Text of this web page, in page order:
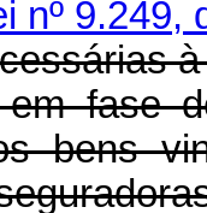
nº 9.249,
em fase
bens